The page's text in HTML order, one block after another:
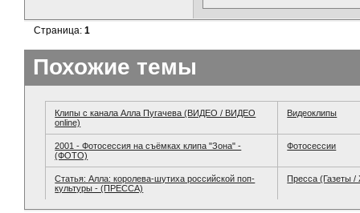
Страница:1
Похожие темы
Клипы с канала Алла Пугачева (ВИДЕО / ВИДЕО
online)
Видеоклипы
2001 - Фотосессия на съёмках клипа "Зона" -
(ФОТО)
Фотосессии
Статья: Алла: королева-шутиха российской поп-
культуры - (ПРЕССА)
Пресса (Газеты